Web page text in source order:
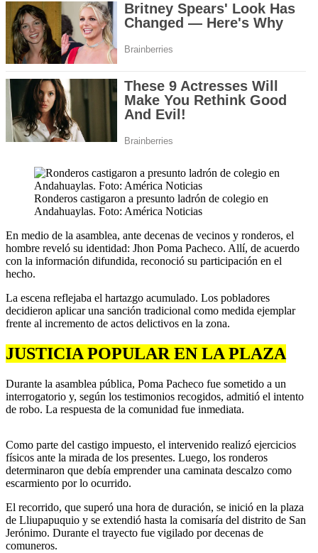
Ronderos castigaron a presunto ladrón de colegio en
Andahuaylas. Foto: América Noticias
En medio de la asamblea, ante decenas de vecinos y ronderos, el
hombre reveló su identidad: Jhon Poma Pacheco. Allí, de acuerdo
con la información difundida, reconoció su participación en el
hecho.
La escena reflejaba el hartazgo acumulado. Los pobladores
decidieron aplicar una sanción tradicional como medida ejemplar
frente al incremento de actos delictivos en la zona.
JUSTICIA POPULAR EN LA PLAZA
Durante la asamblea pública, Poma Pacheco fue sometido a un
interrogatorio y, según los testimonios recogidos, admitió el intento
de robo. La respuesta de la comunidad fue inmediata.
Como parte del castigo impuesto, el intervenido realizó ejercicios
físicos ante la mirada de los presentes. Luego, los ronderos
determinaron que debía emprender una caminata descalzo como
escarmiento por lo ocurrido.
El recorrido, que superó una hora de duración, se inició en la plaza
de Lliupapuquio y se extendió hasta la comisaría del distrito de San
Jerónimo. Durante el trayecto fue vigilado por decenas de
comuneros.